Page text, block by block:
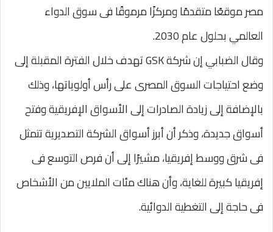
مصر موقعًا متقدمًا ومركزًا مرموقًا فى سوق الدواء
العالمي بحلول عام 2030.
وقال الضبابي إن شركة GSK تهدف خلال الفترة المقبلة إلى
وضع احتياجات السوق المصرى على رأس أولوياتها، وذلك
بالإضافة إلى زيادة الصادرات إلى الأسواق الإفريقية وفتح
أسواق جديدة، وذكر أن أبرز أسواق الشركة التصديرية تتمثل
فى شرق ووسط إفريقيا، مشيرًا إلى أن فرص التوسع فى
إفريقيا كبيرة للغاية، وأن هناك مئات الملايين من الأشخاص
فى حاجة إلى التغطية الدوائية.